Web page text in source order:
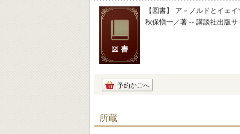
【図書】 ア－ノルドとイェイ
秋保愼一／著 -- 講談社出版
予約かごへ
所蔵